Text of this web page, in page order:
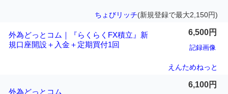
ちょびリッチ(新規登録で最大2,150円)
外為どっとコム｜『らくらくFX積立』新
規口座開設＋入金＋定期買付1回
6,500円
記録画像
えんためねっと
外為どっとコム
6,100円